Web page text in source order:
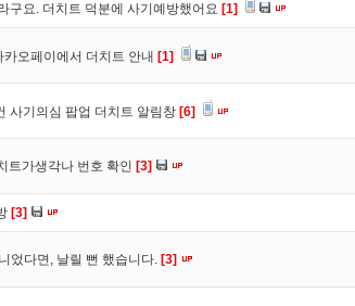
구요. 더치트 덕분에 사기예방했어요 [1]
오페이에서 더치트 안내 [1]
사기의심 팝업 더치트 알림창 [6]
트가생각나 번호 확인 [3]
[3]
었다면, 날릴 뻔 했습니다. [3]